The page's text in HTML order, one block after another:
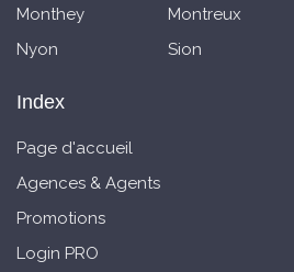
Monthey
Montreux
Nyon
Sion
Index
Page d'accueil
Agences & Agents
Promotions
Login PRO